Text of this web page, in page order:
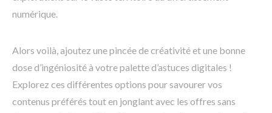
numérique.
Alors voilà, ajoutez une pincée de créativité et une bonne
dose d’ingéniosité à votre palette d’astuces digitales !
Explorez ces différentes options pour savourer vos
contenus préférés tout en jonglant avec les offres sans